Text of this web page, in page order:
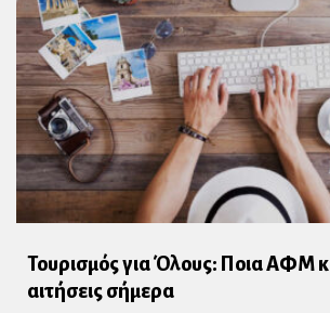
Τουρισμός για Όλους: Ποια ΑΦΜ
αιτήσεις σήμερα